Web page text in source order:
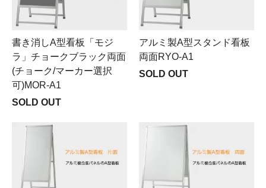
書き消しA型看板「モジ
ラ」チョークブラック両面
(チョーク/マーカー選択
可)MOR-A1
SOLD OUT
アルミ製A型スタンド看板
両面RYO-A1
SOLD OUT